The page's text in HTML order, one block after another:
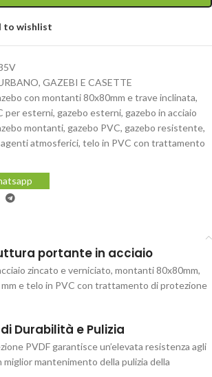
to wishlist
, GAZEBI E CASETTE
con montanti 80x80mm e trave inclinata,
per esterni, gazebo esterni, gazebo in acciaio
montanti, gazebo PVC, gazebo resistente,
atmosferici, telo in PVC con trattamento
portante in acciaio
zincato e verniciato, montanti 80x80mm,
e telo in PVC con trattamento di protezione
Durabilità e Pulizia
PVDF garantisce un’elevata resistenza agli
mantenimento della pulizia della